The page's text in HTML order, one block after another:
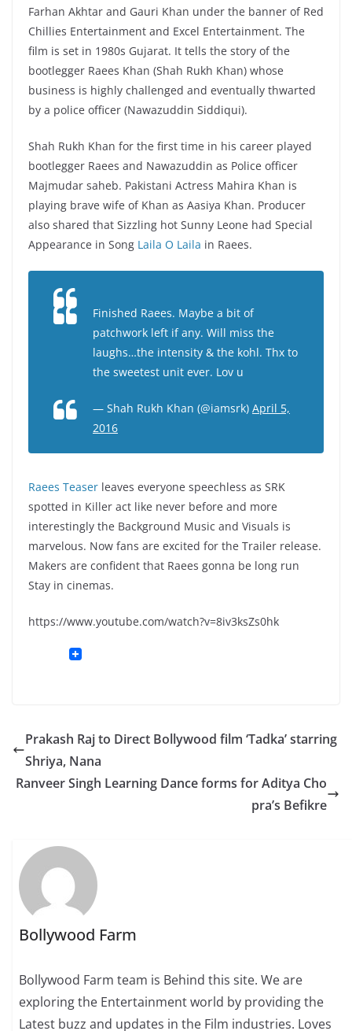
Farhan Akhtar and Gauri Khan under the banner of Red
Chillies Entertainment and Excel Entertainment. The
film is set in 1980s Gujarat. It tells the story of the
bootlegger Raees Khan (Shah Rukh Khan) whose
business is highly challenged and eventually thwarted
by a police officer (Nawazuddin Siddiqui).
Shah Rukh Khan for the first time in his career played
bootlegger Raees and Nawazuddin as Police officer
Majmudar saheb. Pakistani Actress Mahira Khan is
playing brave wife of Khan as Aasiya Khan. Producer
also shared that Sizzling hot Sunny Leone had Special
Appearance in Song Laila O Laila in Raees.
Finished Raees. Maybe a bit of
patchwork left if any. Will miss the
laughs…the intensity & the kohl. Thx to
the sweetest unit ever. Lov u
— Shah Rukh Khan (@iamsrk) April 5,
2016
Raees Teaser leaves everyone speechless as SRK
spotted in Killer act like never before and more
interestingly the Background Music and Visuals is
marvelous. Now fans are excited for the Trailer release.
Makers are confident that Raees gonna be long run
Stay in cinemas.
https://www.youtube.com/watch?v=8iv3ksZs0hk
Prakash Raj to Direct Bollywood film ‘Tadka’ starring
Shriya, Nana
Ranveer Singh Learning Dance forms for Aditya Cho
pra’s Befikre
Bollywood Farm
Bollywood Farm team is Behind this site. We are
exploring the Entertainment world by providing the
Latest buzz and updates in the Film industries. Loves